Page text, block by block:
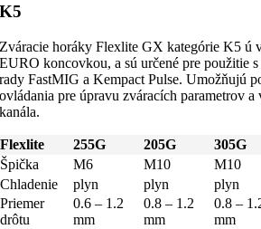
K5
Zváracie horáky Flexlite GX kategórie K5 ú
EURO koncovkou, a sú určené pre použitie
rady FastMIG a Kempact Pulse. Umožňujú
ovládania pre úpravu zváracích parametrov
kanála.
Flexlite 255G 205G 305G
Špička
M6 M10 M10
Chladenie
plyn plyn plyn
Priemer
drôtu
0.6 – 1.2
mm
0.8 – 1.2
mm
0.8 –
mm